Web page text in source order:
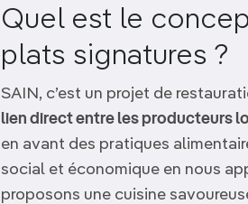
Quel est le
plats signatures ?
SAIN, c’est un projet de
lien direct entre les producteurs
en avant des pratiques
social et économique en nous
proposons une cuisine